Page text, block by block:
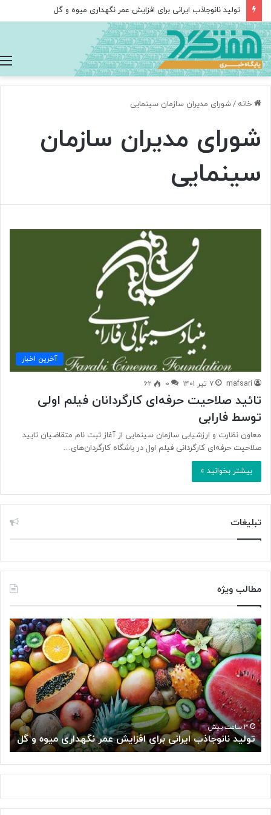
تولید نانوجاذب ایرانی برای افزایش عمر نگهداری میوه و گل
خانه /شورای مدیران سازمان سینمایی
شورای مدیران سازمان
سینمایی
آخرین اخبار
mafsari ۷ تیر ۱۴۰۱ ۰ ۶۲
تائید صلاحیت حرفه‌ای کارگردانان فیلم اولی
توسط فارابی
معاون نظارت و ارزشیابی سازمان سینمایی از آغاز ثبت نام متقاضیان تایید
صلاحیت حرفه‌ای کارگردانی فیلم اول در باشگاه کارگردان‌های…
بیشتر بخوانید »
تبلیغات
مطالب ویژه
برای افزایش عمر نگهداری میوه و گل
«
شِ
ک
ر
»
س
ل
و
ل‌
ه
ا
ی
س
ط
۳ ساعت پیش
«شِکر» سلول‌های